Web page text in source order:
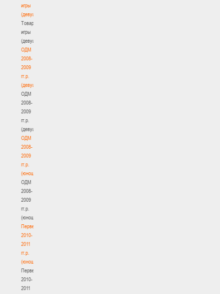
игры
(девушки)
Товарищеские
игры
(девушки)
ОДМ
2008-
2009
гг.р.
(девушки)
ОДМ
2008-
2009
гг.р.
(девушки)
ОДМ
2008-
2009
гг.р.
(юноши)
ОДМ
2008-
2009
гг.р.
(юноши)
Первенство
2010-
2011
гг.р.
(юноши)
Первенство
2010-
2011